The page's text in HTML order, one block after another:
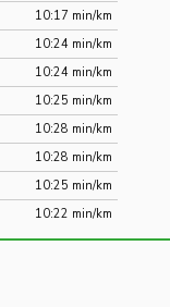
10:17 min/km
10:24 min/km
10:24 min/km
10:25 min/km
10:28 min/km
10:28 min/km
10:25 min/km
10:22 min/km